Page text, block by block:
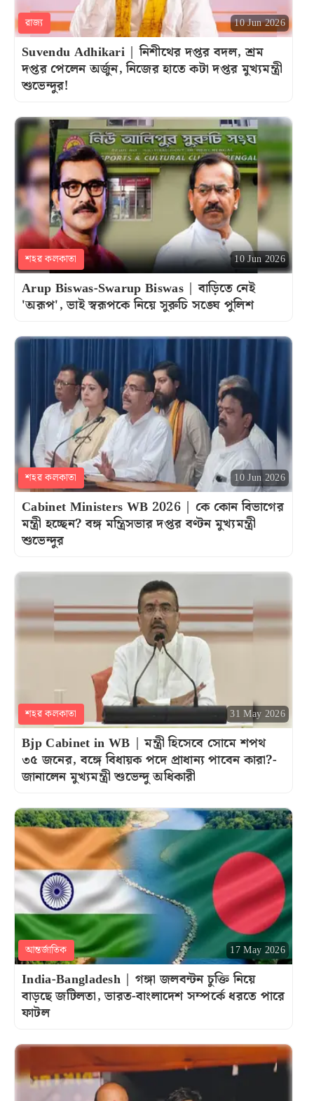
রাজ্য 10 Jun 2026
Suvendu Adhikari | নিশীথের দপ্তর বদল, শ্রম
দপ্তর পেলেন অর্জুন, নিজের হাতে কটা দপ্তর মুখ্যমন্ত্রী
শুভেন্দুর!
শহর কলকাতা 10 Jun 2026
Arup Biswas-Swarup Biswas | বাড়িতে নেই
'অরূপ', ভাই স্বরূপকে নিয়ে সুরুচি সঙ্ঘে পুলিশ
শহর কলকাতা 10 Jun 2026
Cabinet Ministers WB 2026 | কে কোন বিভাগের
মন্ত্রী হচ্ছেন? বঙ্গ মন্ত্রিসভার দপ্তর বণ্টন মুখ্যমন্ত্রী
শুভেন্দুর
শহর কলকাতা 31 May 2026
Bjp Cabinet in WB | মন্ত্রী হিসেবে সোমে শপথ
৩৫ জনের, বঙ্গে বিধায়ক পদে প্রাধান্য পাবেন কারা?-
জানালেন মুখ্যমন্ত্রী শুভেন্দু অধিকারী
আন্তর্জাতিক 17 May 2026
India-Bangladesh | গঙ্গা জলবন্টন চুক্তি নিয়ে
বাড়ছে জটিলতা, ভারত-বাংলাদেশ সম্পর্কে ধরতে পারে
ফাটল